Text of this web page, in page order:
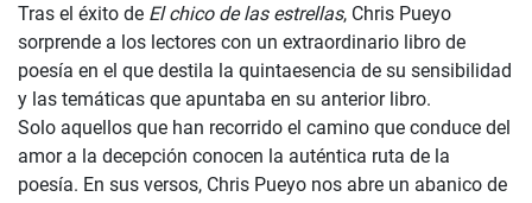
Tras el éxito de El chico de las estrellas, Chris Pueyo
sorprende a los lectores con un extraordinario libro de
poesía en el que destila la quintaesencia de su sensibilidad
y las temáticas que apuntaba en su anterior libro.
Solo aquellos que han recorrido el camino que conduce del
amor a la decepción conocen la auténtica ruta de la
poesía. En sus versos, Chris Pueyo nos abre un abanico de